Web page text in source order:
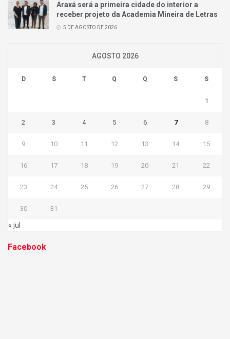
Araxá será a primeira cidade do interior a
receber projeto da Academia Mineira de Letras
5 DE AGOSTO DE 2026
AGOSTO 2026
D S T Q Q S S
1
2 3 4 5 6 7 8
9 10 11 12 13 14 15
16 17 18 19 20 21 22
23 24 25 26 27 28 29
30 31
« jul
Facebook